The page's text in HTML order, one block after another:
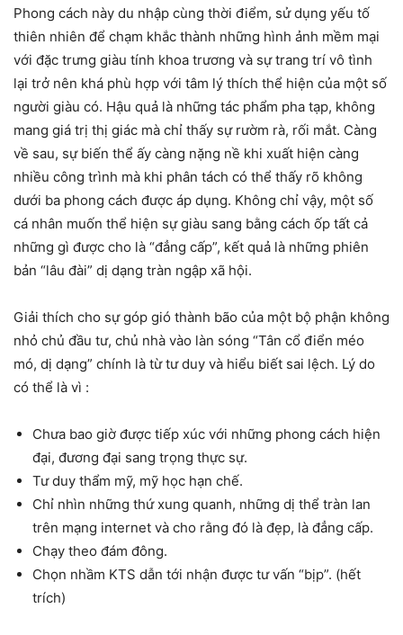
Phong cách này du nhập cùng thời điểm, sử dụng yếu tố
thiên nhiên để chạm khắc thành những hình ảnh mềm mại
với đặc trưng giàu tính khoa trương và sự trang trí vô tình
lại trở nên khá phù hợp với tâm lý thích thể hiện của một số
người giàu có. Hậu quả là những tác phẩm pha tạp, không
mang giá trị thị giác mà chỉ thấy sự rườm rà, rối mắt. Càng
về sau, sự biến thể ấy càng nặng nề khi xuất hiện càng
nhiều công trình mà khi phân tách có thể thấy rõ không
dưới ba phong cách được áp dụng. Không chỉ vậy, một số
cá nhân muốn thể hiện sự giàu sang bằng cách ốp tất cả
những gì được cho là “đẳng cấp”, kết quả là những phiên
bản “lâu đài” dị dạng tràn ngập xã hội.
Giải thích cho sự góp gió thành bão của một bộ phận không
nhỏ chủ đầu tư, chủ nhà vào làn sóng “Tân cổ điển méo
mó, dị dạng” chính là từ tư duy và hiểu biết sai lệch. Lý do
có thể là vì :
Chưa bao giờ được tiếp xúc với những phong cách hiện
đại, đương đại sang trọng thực sự.
Tư duy thẩm mỹ, mỹ học hạn chế.
Chỉ nhìn những thứ xung quanh, những dị thể tràn lan
trên mạng internet và cho rằng đó là đẹp, là đẳng cấp.
Chạy theo đám đông.
Chọn nhầm KTS dẫn tới nhận được tư vấn “bịp”. (hết
trích)